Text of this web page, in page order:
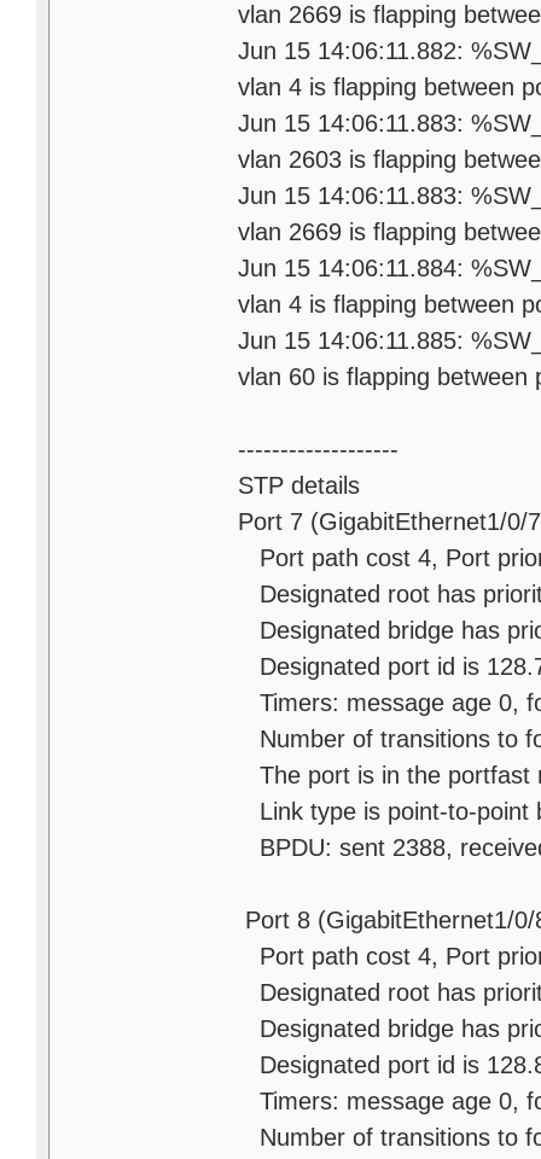
vlan 2669 is flapping
Jun 15 14:06:11.882:
vlan 4 is flapping between
Jun 15 14:06:11.883:
vlan 2603 is flapping
Jun 15 14:06:11.883:
vlan 2669 is flapping
Jun 15 14:06:11.884:
vlan 4 is flapping between
Jun 15 14:06:11.885:
vlan 60 is flapping
-------------------
STP details
Port 7 (GigabitEthernet1/0/
Port path cost 4, Port
Designated root has
Designated bridge has
Designated port id is
Timers: message age 0,
Number of transitions to
The port is in the portfast
Link type is point-to-point
BPDU: sent 2388,
Port 8 (GigabitEthernet1/
Port path cost 4, Port
Designated root has
Designated bridge has
Designated port id is
Timers: message age 0,
Number of transitions to